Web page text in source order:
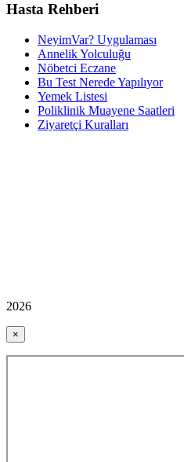
Hasta Rehberi
NeyimVar? Uygulaması
Annelik Yolculuğu
Nöbetci Eczane
Bu Test Nerede Yapılıyor
Yemek Listesi
Poliklinik Muayene Saatleri
Ziyaretçi Kuralları
2026
×